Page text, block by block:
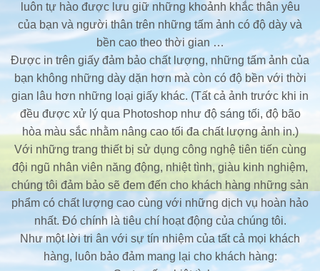
luôn tự hào được lưu giữ những khoảnh khắc thân yêu
của bạn và người thân trên những tấm ảnh có độ dày và
bền cao theo thời gian …
Được in trên giấy đảm bảo chất lượng, những tấm ảnh của
bạn không những dày dặn hơn mà còn có độ bền với thời
gian lâu hơn những loại giấy khác. (Tất cả ảnh trước khi in
đều được xử lý qua Photoshop như độ sáng tối, độ bão
hòa màu sắc nhằm nâng cao tối đa chất lượng ảnh in.)
Với những trang thiết bị sử dụng công nghệ tiên tiến cùng
đội ngũ nhân viên năng động, nhiệt tình, giàu kinh nghiệm,
chúng tôi đảm bảo sẽ đem đến cho khách hàng những sản
phẩm có chất lượng cao cùng với những dịch vụ hoàn hảo
nhất. Đó chính là tiêu chí hoạt động của chúng tôi.
Như một lời tri ân với sự tín nhiệm của tất cả mọi khách
hàng, luôn bảo đảm mang lại cho khách hàng: